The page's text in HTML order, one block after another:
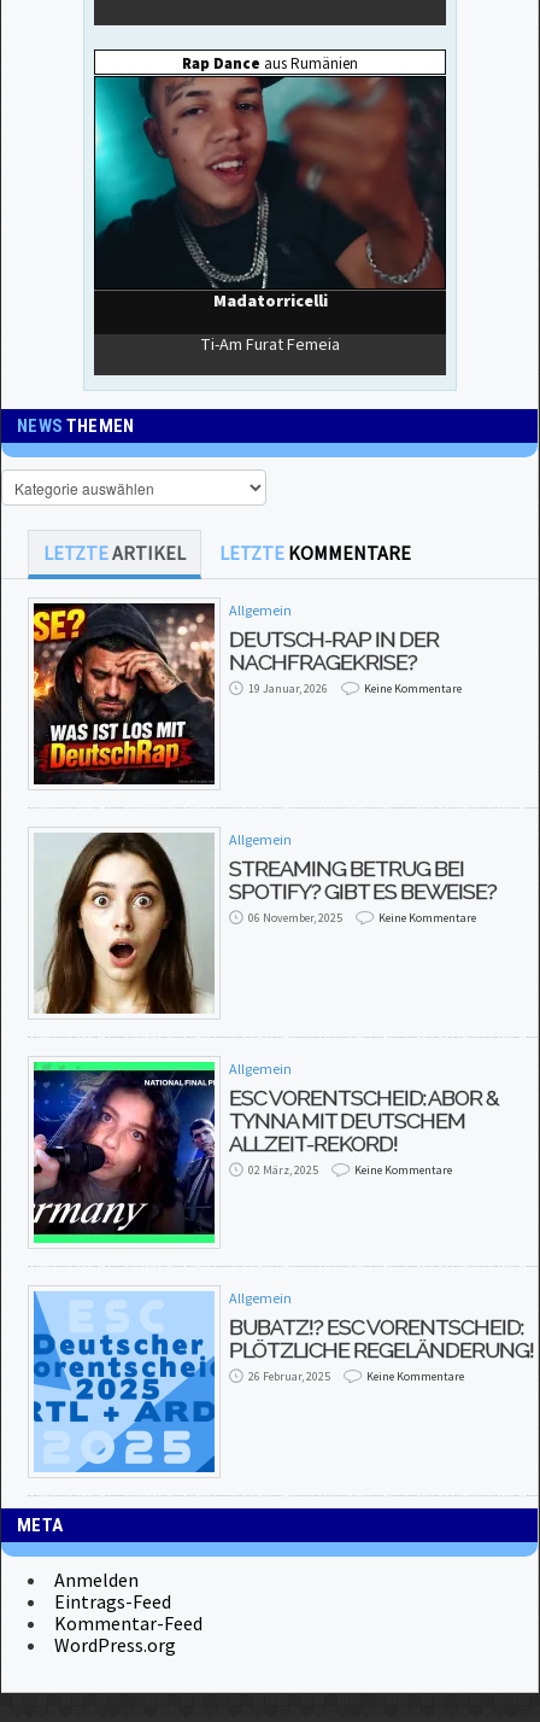
NEWSTHEMEN
LETZTEARTIKEL LETZTE KOMMENTARE
Allgemein
DEUTSCH-RAP IN DER
NACHFRAGEKRISE?
19 Januar, 2026 Keine Kommentare
Allgemein
STREAMING BETRUG BEI
SPOTIFY? GIBT ES BEWEISE?
06 November, 2025 Keine Kommentare
Allgemein
ESC VORENTSCHEID: ABOR &
TYNNA MIT DEUTSCHEM
ALLZEIT-REKORD!
02 März, 2025 Keine Kommentare
Allgemein
BUBATZ!? ESC VORENTSCHEID:
PLÖTZLICHE REGELÄNDERUNG!
26 Februar, 2025 Keine Kommentare
META
Anmelden
Eintrags-Feed
Kommentar-Feed
WordPress.org